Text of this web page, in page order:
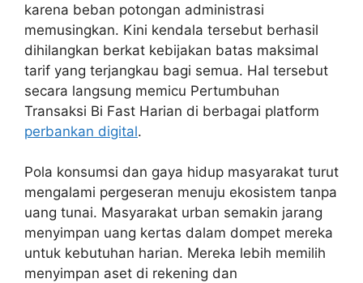
karena beban potongan administrasi
memusingkan. Kini kendala tersebut berhasil
dihilangkan berkat kebijakan batas maksimal
tarif yang terjangkau bagi semua. Hal tersebut
secara langsung memicu Pertumbuhan
Transaksi Bi Fast Harian di berbagai platform
perbankan digital.
Pola konsumsi dan gaya hidup masyarakat turut
mengalami pergeseran menuju ekosistem tanpa
uang tunai. Masyarakat urban semakin jarang
menyimpan uang kertas dalam dompet mereka
untuk kebutuhan harian. Mereka lebih memilih
menyimpan aset di rekening dan